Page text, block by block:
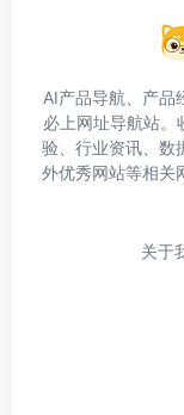
AI产品导航、产品
必上网址导航站。
验、行业资讯、数
外优秀网站等相关
关于